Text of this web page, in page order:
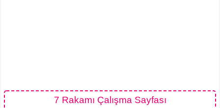
7 Rakamı Çalışma Sayfası